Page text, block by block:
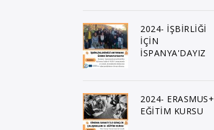
2024- İŞBİRLİĞİ
İÇİN
İSPANYA'DAYIZ
2024- ERASMUS+
EĞİTİM KURSU